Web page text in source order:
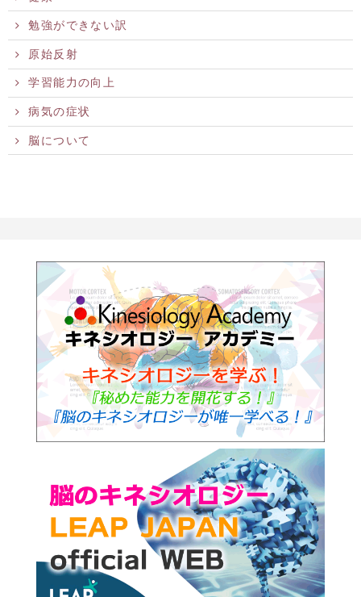
勉強ができない訳
原始反射
学習能力の向上
病気の症状
脳について